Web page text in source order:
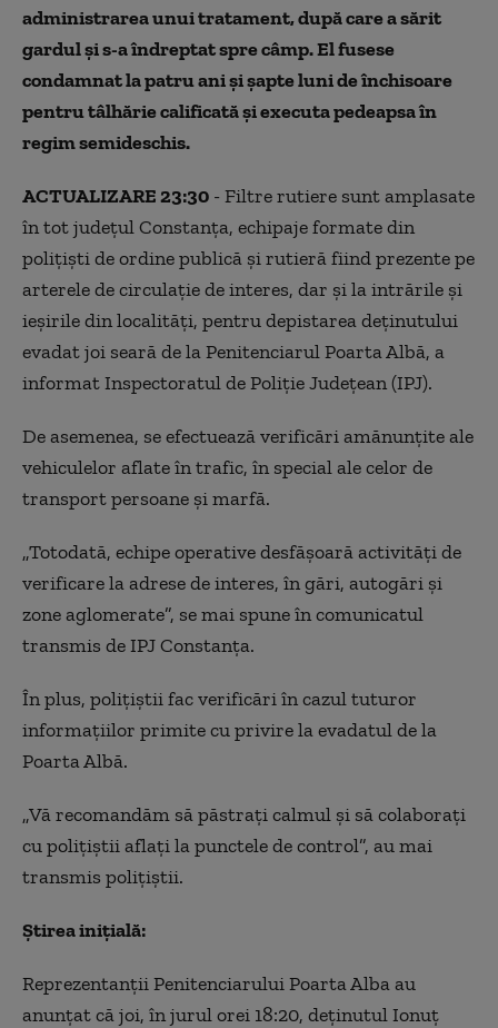
administrarea unui tratament, după care a sărit
gardul şi s-a îndreptat spre câmp. El fusese
condamnat la patru ani şi şapte luni de închisoare
pentru tâlhărie calificată şi executa pedeapsa în
regim semideschis.
ACTUALIZARE 23:30 - Filtre rutiere sunt amplasate
în tot judeţul Constanţa, echipaje formate din
poliţişti de ordine publică şi rutieră fiind prezente pe
arterele de circulaţie de interes, dar şi la intrările şi
ieşirile din localităţi, pentru depistarea deţinutului
evadat joi seară de la Penitenciarul Poarta Albă, a
informat Inspectoratul de Poliţie Judeţean (IPJ).
De asemenea, se efectuează verificări amănunţite ale
vehiculelor aflate în trafic, în special ale celor de
transport persoane şi marfă.
„Totodată, echipe operative desfăşoară activităţi de
verificare la adrese de interes, în gări, autogări şi
zone aglomerate”, se mai spune în comunicatul
transmis de IPJ Constanţa.
În plus, poliţiştii fac verificări în cazul tuturor
informaţiilor primite cu privire la evadatul de la
Poarta Albă.
„Vă recomandăm să păstraţi calmul şi să colaboraţi
cu poliţiştii aflaţi la punctele de control”, au mai
transmis poliţiştii.
Știrea inițială:
Reprezentanţii Penitenciarului Poarta Alba au
anunţat că joi, în jurul orei 18:20, deţinutul Ionuţ